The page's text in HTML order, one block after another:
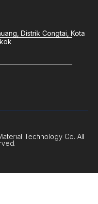
Distrik Congtai, Kota
Technology Co. All